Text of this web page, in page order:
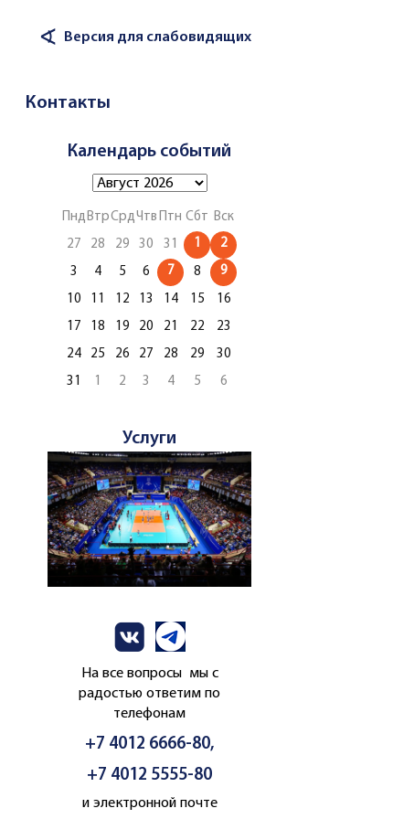
∢ Версия для слабовидящих
Контакты
Календарь событий
Пнд ВтрСрдЧтв Птн Сбт Вск
27
28 29 30 31 1 2
3 4 5 6 7 8 9
10 11 12 13 14 15
16
17
18 19 20 21 22
23
24
25 26 27 28 29
30
31
1 2 3 4 5 6
Услуги
На все вопросы мы с
радостью ответим по
телефонам
+7 4012 6666-80,
+7 4012 5555-80
и электронной почте